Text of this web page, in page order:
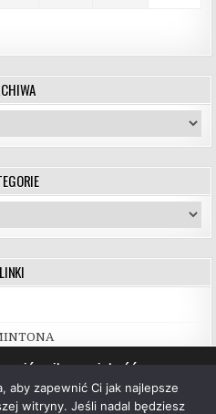
LINKI
najlepszą jakość
ciasteczka, których
aby zapewnić Ci jak najlepsze
witryny. Jeśli nadal będziesz